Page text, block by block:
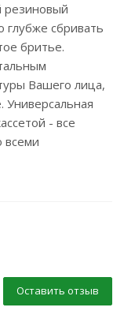
резиновый
глубже сбривать
бритье.
Вашего лица,
Универсальная
- все
всеми
Оставить отзыв